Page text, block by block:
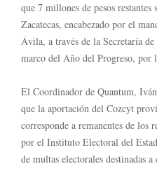
que 7 millones de pesos
Zacatecas, encabezado por el
Ávila, a través de la Secretaría
marco del Año del Progreso, por
El Coordinador de Quantum,
que la aportación del Cozcyt
corresponde a remanentes de los
por el Instituto Electoral del
de multas electorales destinadas